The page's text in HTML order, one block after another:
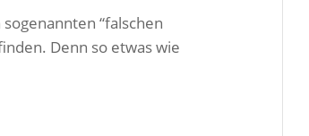
“falschen
Denn so etwas wie